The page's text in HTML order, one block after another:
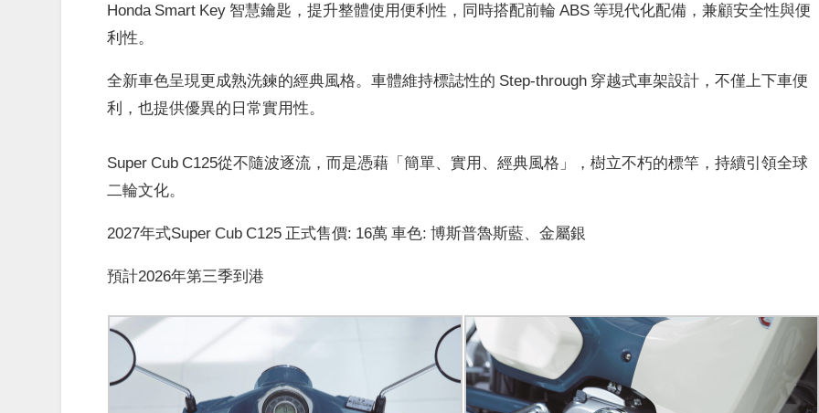
Honda Smart Key 智慧鑰匙，提升整體使用便利性，同時搭配前輪 ABS 等現代化配備，兼顧安全性與便
利性。
全新車色呈現更成熟洗鍊的經典風格。車體維持標誌性的 Step-through 穿越式車架設計，不僅上下車便
利，也提供優異的日常實用性。
Super Cub C125從不隨波逐流，而是憑藉「簡單、實用、經典風格」，樹立不朽的標竿，持續引領全球
二輪文化。
2027年式Super Cub C125 正式售價: 16萬 車色: 博斯普魯斯藍、金屬銀
預計2026年第三季到港